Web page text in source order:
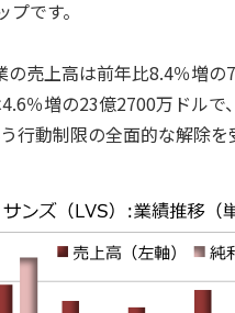
です。
売上高は前年比8.4％増
％増の23億2700万ドル
行動制限の全面的な解除を